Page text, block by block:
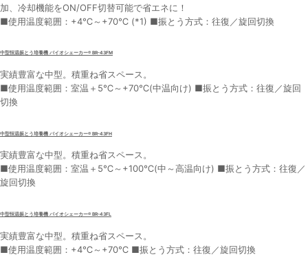
加、冷却機能をON/OFF切替可能で省エネに！
■使用温度範囲：+4℃～+70℃ (*1) ■振とう方式：往復／旋回切換
中型恒温振とう培養機 バイオシェーカー® BR-43FM
実績豊富な中型。積重ね省スペース。
■使用温度範囲：室温＋5℃～+70℃(中温向け) ■振とう方式：往復／旋回
切換
中型恒温振とう培養機 バイオシェーカー® BR-43FH
実績豊富な中型。積重ね省スペース。
■使用温度範囲：室温＋5℃～+100℃(中～高温向け) ■振とう方式：往復／
旋回切換
中型恒温振とう培養機 バイオシェーカー® BR-43FL
実績豊富な中型。積重ね省スペース。
■使用温度範囲：+4℃～+70℃ ■振とう方式：往復／旋回切換